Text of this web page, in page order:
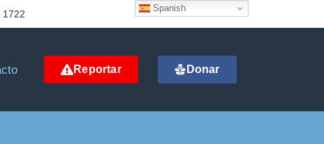
1722
Reportar Donar
Spanish